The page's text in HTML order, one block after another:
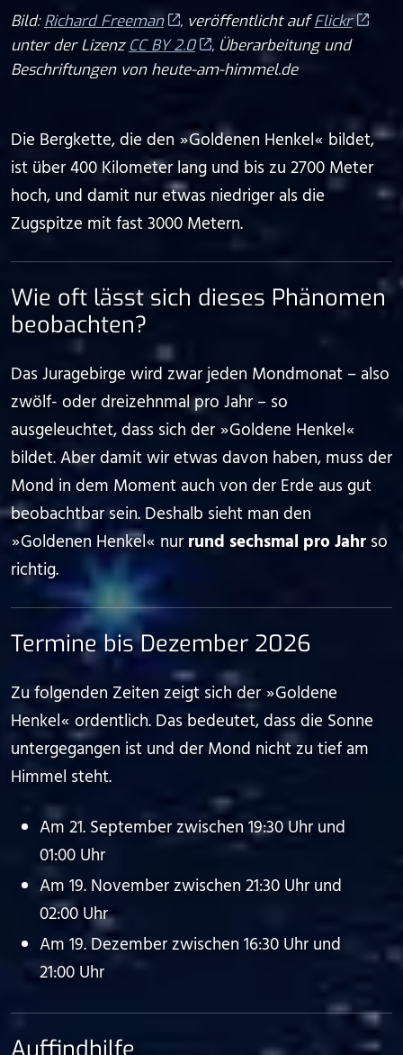
Bild:Richard Freeman , veröffentlicht aufFlickr
unter der Lizenz CC BY 2.0
, Überarbeitung und
Beschriftungen von heute-am-himmel.de
Die Bergkette, die den ⁠ ⁠»⁠ ⁠Goldenen Henkel⁠ ⁠«⁠ ⁠ bildet,
ist über 400 Kilometer lang und bis zu 2700 Meter
hoch, und damit nur etwas niedriger als die
Zugspitze mit fast 3000 Metern.
Wie oft lässt sich dieses Phänomen
beobachten?
Das Juragebirge wird zwar jeden Mondmonat – also
zwölf- oder dreizehnmal pro Jahr – so
ausgeleuchtet, dass sich der ⁠ ⁠»⁠ ⁠Goldene Henkel⁠ ⁠«⁠ ⁠
bildet. Aber damit wir etwas davon haben, muss der
Mond in dem Moment auch von der Erde aus gut
beobachtbar sein. Deshalb sieht man den
⁠ ⁠»⁠ ⁠Goldenen Henkel⁠ ⁠«⁠ ⁠ nur rund sechsmal pro Jahr so
richtig.
Termine bis Dezember 2026
Zu folgenden Zeiten zeigt sich der ⁠ ⁠»⁠ ⁠Goldene
Henkel⁠ ⁠«⁠ ⁠ ordentlich. Das bedeutet, dass die Sonne
untergegangen ist und der Mond nicht zu tief am
Himmel steht.
Am 21. September zwischen 19:30 Uhr und
01:00 Uhr
Am 19. November zwischen 21:30 Uhr und
02:00 Uhr
Am 19. Dezember zwischen 16:30 Uhr und
21:00 Uhr
Auffindhilfe